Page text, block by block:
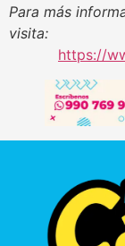
Para más
visita:
https://